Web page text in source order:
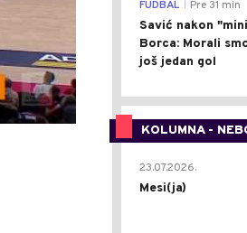
FUDBAL Pre 31 min
Savić nakon
Borca: Morali
još jedan gol
KOLUMNA -
23.07.2026.
Mesi(ja)